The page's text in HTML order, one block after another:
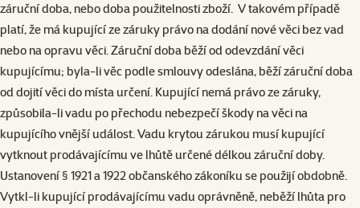
záruční doba, nebo doba použitelnosti zboží. V takovém případě
platí, že má kupující ze záruky právo na dodání nové věci bez vad
nebo na opravu věci. Záruční doba běží od odevzdání věci
kupujícímu; byla-li věc podle smlouvy odeslána, běží záruční doba
od dojití věci do místa určení. Kupující nemá právo ze záruky,
způsobila-li vadu po přechodu nebezpečí škody na věci na
kupujícího vnější událost. Vadu krytou zárukou musí kupující
vytknout prodávajícímu ve lhůtě určené délkou záruční doby.
Ustanovení § 1921 a 1922 občanského zákoníku se použijí obdobně.
Vytkl-li kupující prodávajícímu vadu oprávněně, neběží lhůta pro